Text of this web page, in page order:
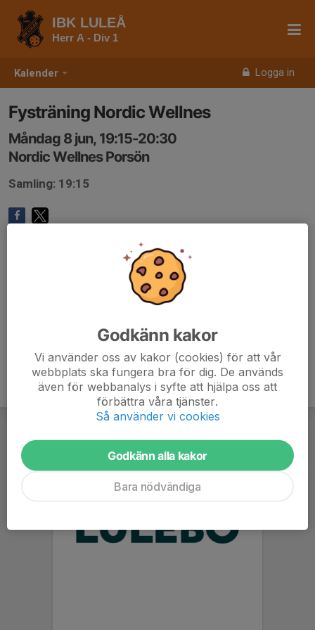
Kalender Logga in
IBK LULEÅ
Herr A - Div 1
Fysträning Nordic Wellnes
Måndag 8 jun, 19:15-20:30
Nordic Wellnes Porsön
Samling: 19:15
Godkänn kakor
Vi använder oss av kakor (cookies) för att vår
webbplats ska fungera bra för dig. De används
även för webbanalys i syfte att hjälpa oss att
förbättra våra tjänster.
Så använder vi cookies
Godkänn alla kakor
Bara nödvändiga